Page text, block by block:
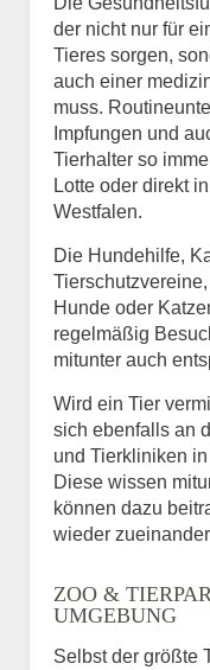
der nicht nur für
Tieres sorgen,
auch einer
muss.
Impfungen und
Tierhalter so
Lotte oder direkt
Westfalen.
Die Hundehilfe,
Hunde oder
regelmäßig
mitunter auch
Wird ein Tier
sich ebenfalls an
und Tierkliniken
Diese wissen
können dazu
wieder
ZOO &
UMGEBUNG
Selbst der größte